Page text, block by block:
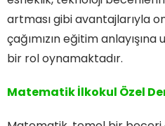
artması gibi avantajlarıyla
çağımızın eğitim
bir rol oynamaktadır.
Matematik İlkokul Özel